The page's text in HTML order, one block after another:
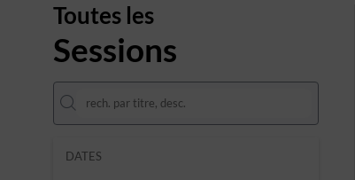
Toutes les
Sessions
DATES